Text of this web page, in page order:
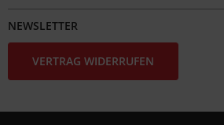
NEWSLETTER
VERTRAG WIDERRUFEN